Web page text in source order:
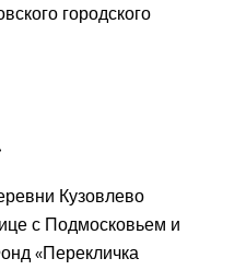
городского
Кузовлево
с Подмосковьем и
«Перекличка